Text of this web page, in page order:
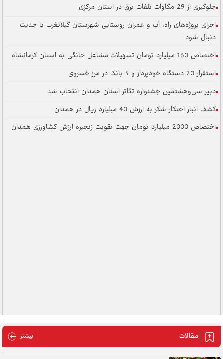
جلوگیری از 29 مگاوات تلفات برق در استان مرکزی
اجرای پروژه‌های راه، آب و عمران روستایی شهرستان گیلانغرب با جدیت
دنبال شود
اختصاص 160 میلیارد تومان تسهیلات مشاغل خانگی به استان کرمانشاه
استقرار 20 دستگاه خودپرداز و 5 بانک در مرز خسروی
دبیر سی‌وهشتمین جشنواره تئاتر استان همدان انتخاب شد
کشف انبار احتکار شکر به ارزش 40 میلیارد ریال در همدان
اختصاص 2000 میلیارد تومان جهت تقویت زنجیره ارزش کشاورزی همدان
مقالات بیشتر مقالات